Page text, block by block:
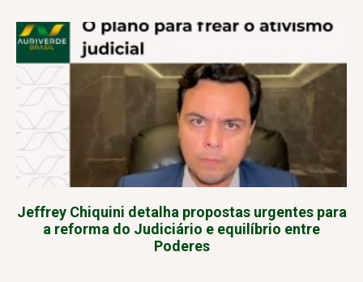
Jeffrey Chiquini detalha propostas urgentes para
a reforma do Judiciário e equilíbrio entre
Poderes